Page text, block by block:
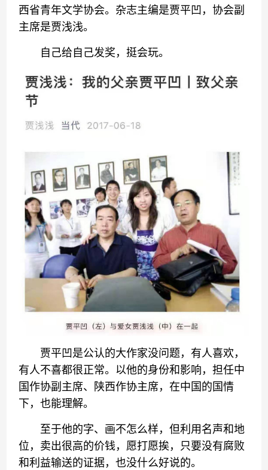
西省青年文学协会。杂志主编是贾平凹，协会副
主席是贾浅浅。
自己给自己发奖，挺会玩。
贾平凹是公认的大作家没问题，有人喜欢，
有人不喜都很正常。以他的身份和影响，担任中
国作协副主席、陕西作协主席，在中国的国情
下，也能理解。
至于他的字、画不怎么样，但利用名声和地
位，卖出很高的价钱，愿打愿挨，只要没有腐败
和利益输送的证据，也没什么好说的。